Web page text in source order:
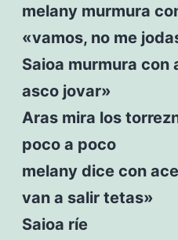
melany murmura
«vamos, no me
Saioa murmura con
asco jovar»
Aras mira los
poco a poco
melany dice con
van a salir tetas»
Saioa ríe